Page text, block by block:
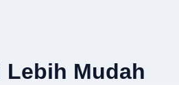
Mudah